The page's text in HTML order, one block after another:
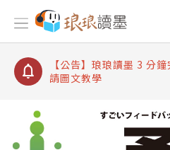
【公告】琅琅讀墨書櫃開
【公告】琅琅讀墨 3 分鐘
【公告】琅琅書店服務
查詢